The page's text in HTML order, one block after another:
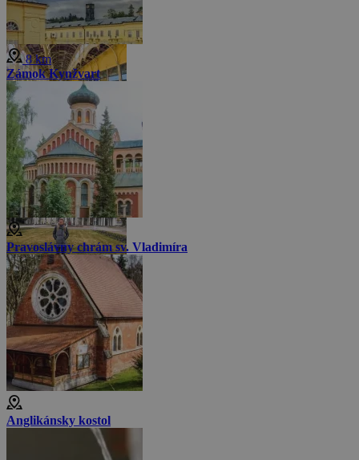
Menej fotiek
8 km
Zámok Kynžvart
Pravoslávny chrám sv. Vladimíra
Anglikánsky kostol